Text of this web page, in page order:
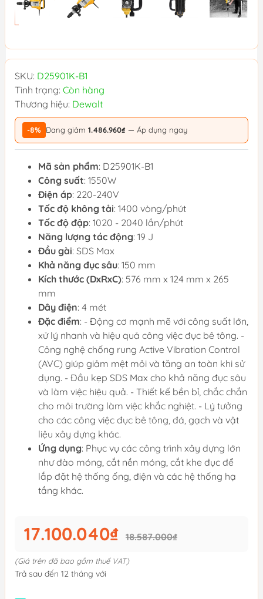
SKU: D25901K-B1
Tình trạng: Còn hàng
Thương hiệu: Dewalt
-8% Đang giảm 1.486.960₫ — Áp dụng ngay
Mã sản phẩm: D25901K-B1
Công suất: 1550W
Điện áp: 220-240V
Tốc độ không tải: 1400 vòng/phút
Tốc độ đập: 1020 - 2040 lần/phút
Năng lượng tác động: 19 J
Đầu gài: SDS Max
Khả năng đục sâu: 150 mm
Kích thước (DxRxC): 576 mm x 124 mm x 265
mm
Dây điện: 4 mét
Đặc điểm: - Động cơ mạnh mẽ với công suất lớn,
xử lý nhanh và hiệu quả công việc đục bê tông. -
Công nghệ chống rung Active Vibration Control
(AVC) giúp giảm mệt mỏi và tăng an toàn khi sử
dụng. - Đầu kẹp SDS Max cho khả năng đục sâu
và làm việc hiệu quả. - Thiết kế bền bỉ, chắc chắn
cho môi trường làm việc khắc nghiệt. - Lý tưởng
cho các công việc đục bê tông, đá, gạch và vật
liệu xây dựng khác.
Ứng dụng: Phục vụ các công trình xây dựng lớn
như đào móng, cắt nền móng, cắt khe đục để
lắp đặt hệ thống ống, điện và các hệ thống hạ
tầng khác.
17.100.040₫ 18.587.000₫
(Giá trên đã bao gồm thuế VAT)
Trả sau đến 12 tháng với